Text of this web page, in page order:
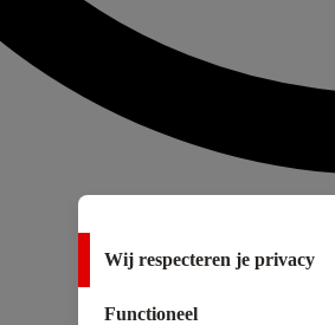
Wij respecteren je privacy
Functioneel